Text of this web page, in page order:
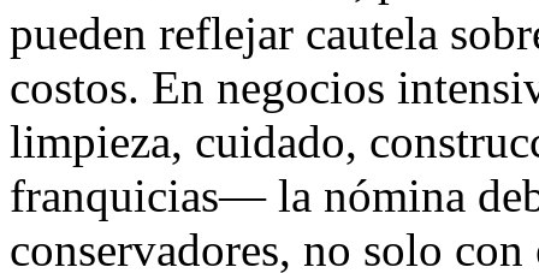
pueden reflejar cautela
costos. En negocios
limpieza, cuidado,
franquicias— la nómina
conservadores, no solo